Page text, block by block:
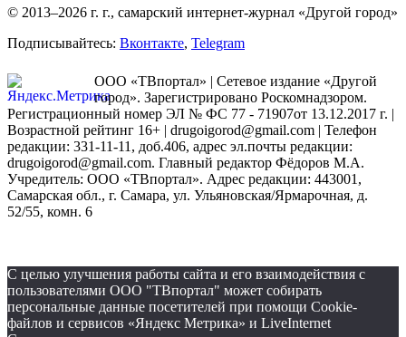
© 2013–2026 г. г., самарский интернет-журнал «Другой город»
Подписывайтесь: Вконтакте, Telegram
ООО «ТВпортал» | Сетевое издание «Другой
город». Зарегистрировано Роскомнадзором.
Регистрационный номер ЭЛ № ФС 77 - 71907от 13.12.2017 г. |
Возрастной рейтинг 16+ | drugoigorod@gmail.com | Телефон
редакции: 331-11-11, доб.406, адрес эл.почты редакции:
drugoigorod@gmail.com. Главный редактор Фёдоров М.А.
Учредитель: ООО «ТВпортал». Адрес редакции: 443001,
Самарская обл., г. Самара, ул. Ульяновская/Ярмарочная, д.
52/55, комн. 6
С целью улучшения работы сайта и его взаимодействия с
пользователями ООО "ТВпортал" может собирать
персональные данные посетителей при помощи Cookie-
файлов и сервисов «Яндекс Метрика» и LiveInternet